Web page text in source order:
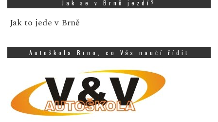
Jak se v Brně jezdí?
Jak to jede v Brně
Autoškola Brno, co Vás naučí řídit